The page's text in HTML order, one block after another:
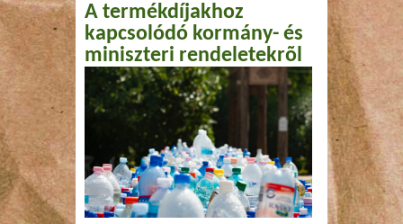
A termékdíjakhoz
kapcsolódó kormány- és
miniszteri rendeletekrõl